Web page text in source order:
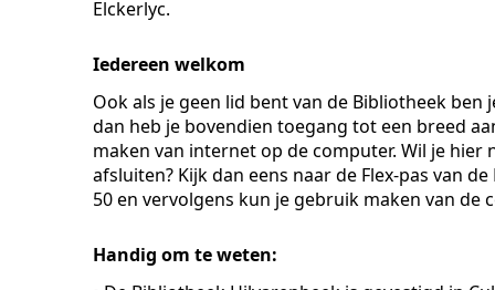
Elckerlyc.
Iedereen welkom
Ook als je geen lid bent van de Bibliotheek
dan heb je bovendien toegang tot een breed
maken van internet op de computer. Wil je
afsluiten? Kijk dan eens naar de Flex-pas van
50 en vervolgens kun je gebruik maken van
Handig om te weten: